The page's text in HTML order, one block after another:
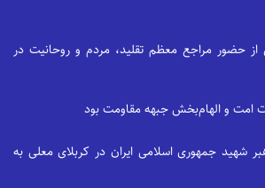
از حضور مراجع معظم تقلید، مردم و روحانیت در
امت و الهام‌بخش جبهه مقاومت بود
شهید جمهوری اسلامی ایران در کربلای معلی به